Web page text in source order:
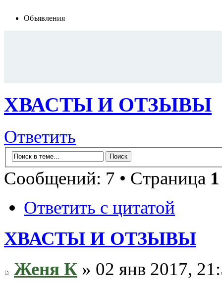
Объявления
ХВАСТЫ И ОТЗЫВЫ
Ответить
Сообщений: 7 • Страница 1
Ответить с цитатой
ХВАСТЫ И ОТЗЫВЫ
Женя К » 02 янв 2017,